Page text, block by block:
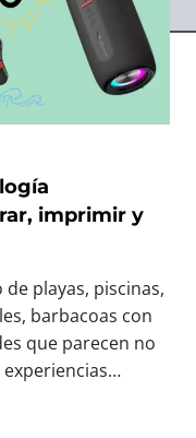
imprimir y
playas, piscinas,
barbacoas con
que parecen no
experiencias…